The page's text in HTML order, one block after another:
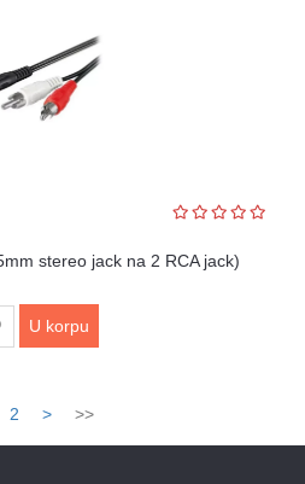
stereo jack na 2 RCA jack)
U korpu
2 > >>